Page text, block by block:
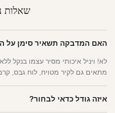
שאלות
האם המדבקה תשאיר סימן על
לא! ויניל איכותי מסיר עצמו בנקל
מתאים גם לקיר מטויח, לוח גבס,
איזה גודל כדאי לבחור?